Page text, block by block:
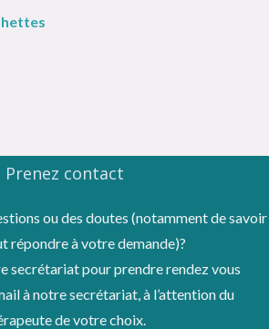
Prenez contact
ou des doutes (notamment de savoir
répondre à votre demande)?
secrétariat pour prendre rendez vous
à notre secrétariat, à l’attention du
de votre choix.